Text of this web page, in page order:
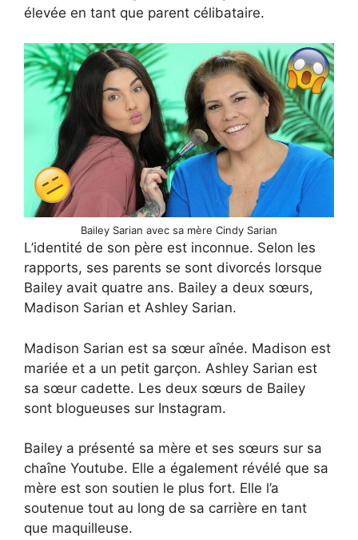
élevée en tant que parent célibataire.
Bailey Sarian avec sa mère Cindy Sarian
L’identité de son père est inconnue. Selon les
rapports, ses parents se sont divorcés lorsque
Bailey avait quatre ans. Bailey a deux sœurs,
Madison Sarian et Ashley Sarian.
Madison Sarian est sa sœur aînée. Madison est
mariée et a un petit garçon. Ashley Sarian est
sa sœur cadette. Les deux sœurs de Bailey
sont blogueuses sur Instagram.
Bailey a présenté sa mère et ses sœurs sur sa
chaîne Youtube. Elle a également révélé que sa
mère est son soutien le plus fort. Elle l’a
soutenue tout au long de sa carrière en tant
que maquilleuse.